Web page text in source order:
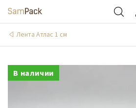
Лента Атлас 1 см
В наличии